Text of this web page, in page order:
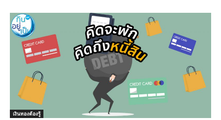
เงินทองต้องรู้